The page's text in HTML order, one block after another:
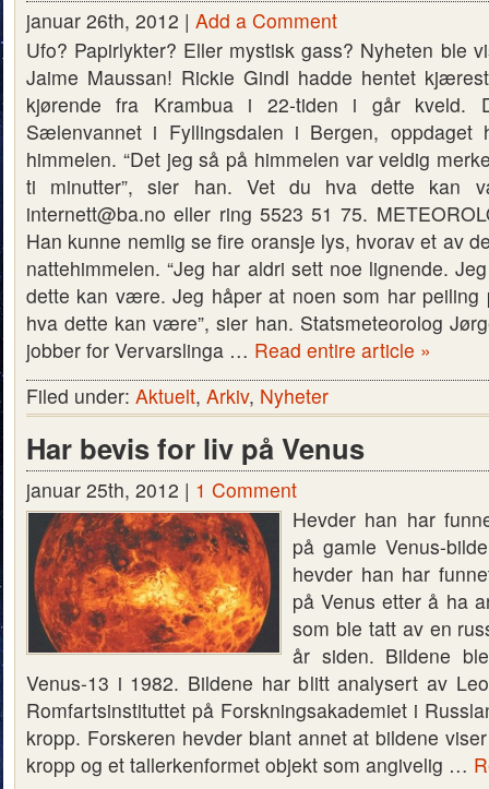
januar 26th, 2012 | Add a Comment
Ufo? Papirlykter? Eller mystisk gass? Nyheten ble
Jaime Maussan! Rickie Gindl hadde hentet
kjørende fra Krambua i 22-tiden i går kveld.
Sælenvannet i Fyllingsdalen i Bergen, oppdaget
himmelen. “Det jeg så på himmelen var veldig
ti minutter”, sier han. Vet du hva dette kan
internett@ba.no eller ring 5523 51 75.
Han kunne nemlig se fire oransje lys, hvorav et av
nattehimmelen. “Jeg har aldri sett noe lignende.
dette kan være. Jeg håper at noen som har peiling
hva dette kan være”, sier han. Statsmeteorolog
jobber for Vervarslinga … Read entire article »
Filed under: Aktuelt, Arkiv, Nyheter
Har bevis for liv på Venus
januar 25th, 2012 | 1 Comment
Hevder han har
på gamle Venus-
hevder han har
på Venus etter å ha
som ble tatt av en
år siden. Bildene
Venus-13 i 1982. Bildene har blitt analysert av
Romfartsinstituttet på Forskningsakademiet i
kropp. Forskeren hevder blant annet at bildene
kropp og et tallerkenformet objekt som angivelig …